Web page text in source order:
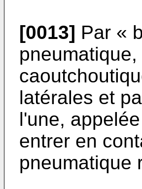
[0013] Par «
latérales et
l'une,
entrer en
pneumatique